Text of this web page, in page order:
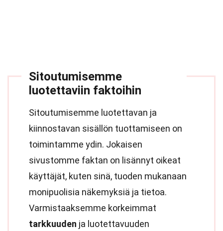
Sitoutumisemme
luotettaviin faktoihin
Sitoutumisemme luotettavan ja
kiinnostavan sisällön tuottamiseen on
toimintamme ydin. Jokaisen
sivustomme faktan on lisännyt oikeat
käyttäjät, kuten sinä, tuoden mukanaan
monipuolisia näkemyksiä ja tietoa.
Varmistaaksemme korkeimmat
tarkkuuden ja luotettavuuden